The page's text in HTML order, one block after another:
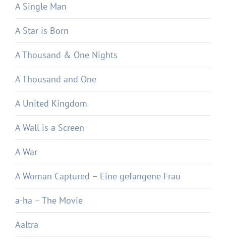
A Single Man
A Star is Born
A Thousand & One Nights
A Thousand and One
A United Kingdom
A Wall is a Screen
A War
A Woman Captured – Eine gefangene Frau
a-ha – The Movie
Aaltra